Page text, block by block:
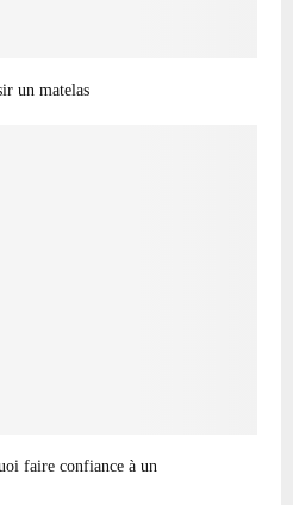
un matelas
faire confiance à un